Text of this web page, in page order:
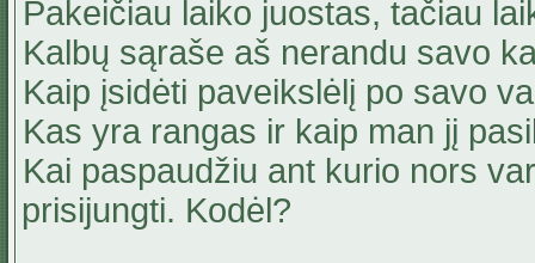
Pakeičiau laiko juostas, tačiau
Kalbų sąraše aš nerandu savo
Kaip įsidėti paveikslėlį po savo
Kas yra rangas ir kaip man jį
Kai paspaudžiu ant kurio nors
prisijungti. Kodėl?